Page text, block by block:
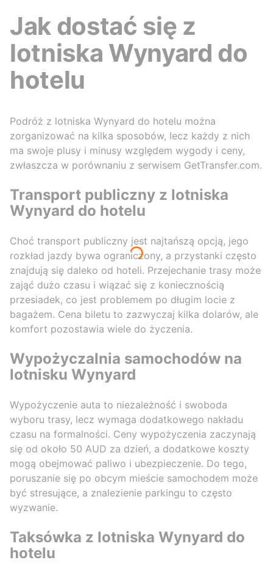
Jak dostać się z
lotniska Wynyard do
hotelu
Podróż z lotniska Wynyard do hotelu można
zorganizować na kilka sposobów, lecz każdy z nich
ma swoje plusy i minusy względem wygody i ceny,
zwłaszcza w porównaniu z serwisem GetTransfer.com.
Transport publiczny z lotniska
Wynyard do hotelu
Choć transport publiczny jest najtańszą opcją, jego
rozkład jazdy bywa ograniczony, a przystanki często
znajdują się daleko od hoteli. Przejechanie trasy może
zająć dużo czasu i wiązać się z koniecznością
przesiadek, co jest problemem po długim locie z
bagażem. Cena biletu to zazwyczaj kilka dolarów, ale
komfort pozostawia wiele do życzenia.
Wypożyczalnia samochodów na
lotnisku Wynyard
Wypożyczenie auta to niezależność i swoboda
wyboru trasy, lecz wymaga dodatkowego nakładu
czasu na formalności. Ceny wypożyczenia zaczynają
się od około 50 AUD za dzień, a dodatkowe koszty
mogą obejmować paliwo i ubezpieczenie. Do tego,
poruszanie się po obcym mieście samochodem może
być stresujące, a znalezienie parkingu to często
wyzwanie.
Taksówka z lotniska Wynyard do
hotelu